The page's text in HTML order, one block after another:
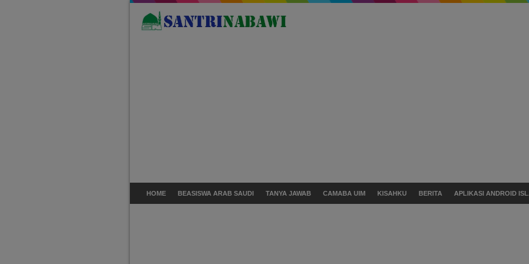
HOME BEASISWA ARAB SAUDI TANYA JAWAB CAMABA UIM KISAHKU BERITA APLIKASI ANDROID